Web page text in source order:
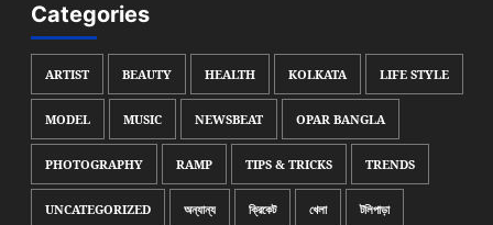
Categories
ARTIST BEAUTY HEALTH KOLKATA LIFE STYLE
MODEL MUSIC NEWSBEAT OPAR BANGLA
PHOTOGRAPHY RAMP TIPS & TRICKS TRENDS
UNCATEGORIZED অন্যান্য ক্রিকেট খেলা টলিপাড়া